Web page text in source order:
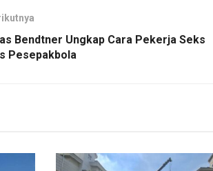
Bendtner Ungkap Cara Pekerja Seks
Pesepakbola